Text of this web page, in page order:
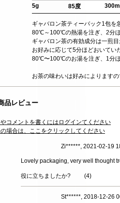
5g 85度
ギャバロン茶ティーバック1包を
80℃～100℃の熱湯を注ぎ、2分ほ
ギャバロン茶の有効成分は一煎目
お好みに応じて5分ほどおいてい
80℃〜100℃のお湯を注ぎ、1分ほ
お茶の味わいは好みによります
品レビュー
コメントを書くにはログインてください
場合は、ここをクリックしてください
Zi******, 2021-02-19
Lovely packaging, very well thought
役に立ちましたか? (4)
St******, 2018-12-26